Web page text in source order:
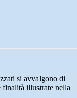
si avvalgono di
finalità illustrate nella